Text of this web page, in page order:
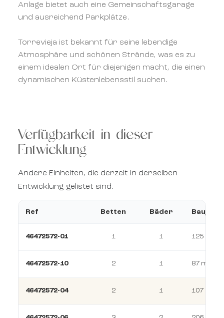
Anlage bietet auch eine Gemeinschaftsgarage
und ausreichend Parkplätze.
Torrevieja ist bekannt für seine lebendige
Atmosphäre und schönen Strände, was es zu
einem idealen Ort für diejenigen macht, die einen
dynamischen Küstenlebensstil suchen.
Verfügbarkeit in dieser
Entwicklung
Andere Einheiten, die derzeit in derselben
Entwicklung gelistet sind.
Ref Betten Bäder Baujahr
46472572-01 1 1 125 m²
46472572-10 2 1 87 m²
46472572-04 2 1 107 m²